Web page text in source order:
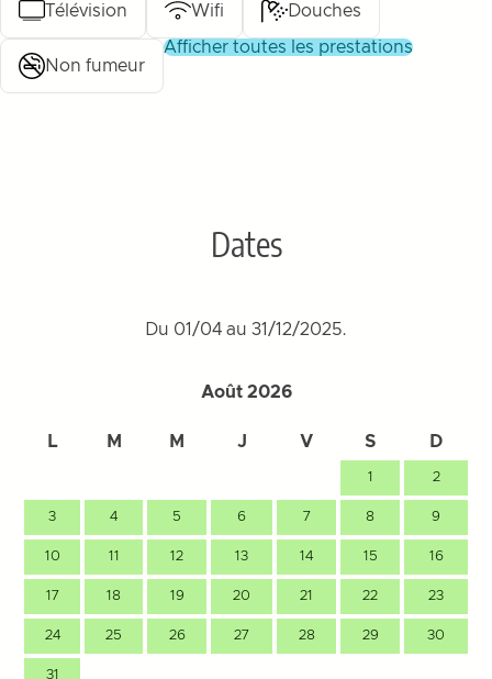
Télévision Wifi Douches
Non fumeur
afficher toutes les prestations
Dates
Du 01/04 au 31/12/2025.
Août 2026
L M M J V S D
1 2
3 4 5 6 7 8 9
10 11 12 13 14 15 16
17 18 19 20 21 22 23
24 25 26 27 28 29 30
31